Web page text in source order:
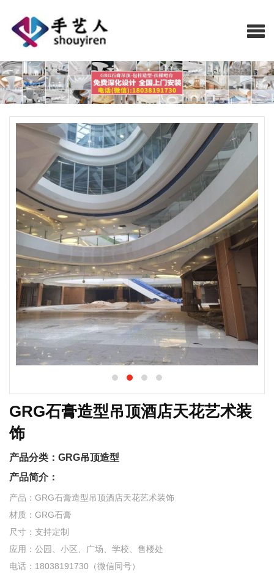
GRG石膏造型吊顶酒店天花艺术装
饰
产品分类： GRG吊顶造型
产品简介：
产品：GRG石膏造型吊顶酒店天花艺术装饰
材质：GRG石膏
尺寸：支持定制
应用：公园、小区、广场、学校、售楼处
电话：18038191730（微信同号）